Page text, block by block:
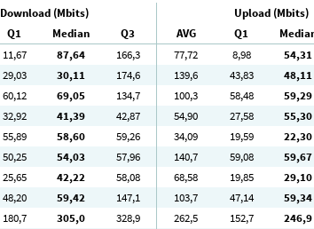
Download (Mbits) Upload (Mbits)
Q1 Median Q3 AVG Q1
11,67 87,64 166,3 77,72 8,98 54,31
29,03 30,11 174,6 139,6 43,83 48,11
60,12 69,05 134,7 100,3 58,48 59,29
32,92 41,39 42,87 54,90 27,58 55,30
55,89 58,60 59,26 34,09 19,59 22,30
50,25 54,03 57,96 140,7 59,08 59,67
25,65 42,22 58,08 68,58 19,85 29,10
48,20 59,42 147,1 103,7 47,14 59,34
180,7 305,0 328,9 262,5 152,7 246,9